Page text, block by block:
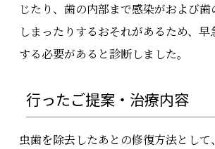
じたり、歯の内部まで感染がおよび
しまったりするおそれがあるため、
する必要があると診断しました。
行ったご提案・治療内容
虫歯を除去したあとの修復方法とし